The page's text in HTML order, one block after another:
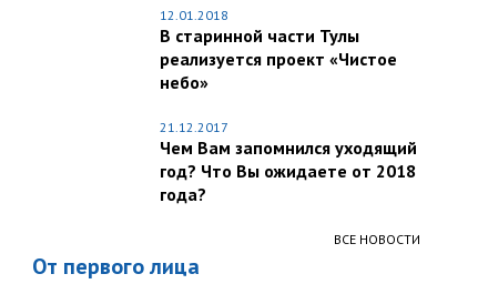
12.01.2018
В старинной части Тулы
реализуется проект «Чистое
небо»
21.12.2017
Чем Вам запомнился уходящий
год? Что Вы ожидаете от 2018
года?
ВСЕ НОВОСТИ
От первого лица